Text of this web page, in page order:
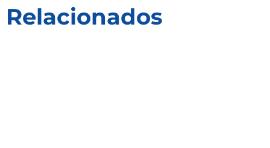
Relacionados